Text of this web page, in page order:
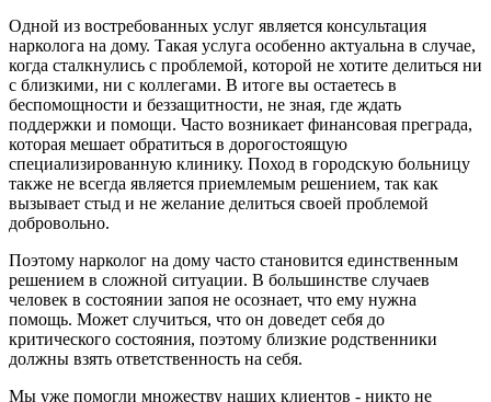
Одной из востребованных услуг является консультация
нарколога на дому. Такая услуга особенно актуальна в случае,
когда сталкнулись с проблемой, которой не хотите делиться ни
с близкими, ни с коллегами. В итоге вы остаетесь в
беспомощности и беззащитности, не зная, где ждать
поддержки и помощи. Часто возникает финансовая преграда,
которая мешает обратиться в дорогостоящую
специализированную клинику. Поход в городскую больницу
также не всегда является приемлемым решением, так как
вызывает стыд и не желание делиться своей проблемой
добровольно.
Поэтому нарколог на дому часто становится единственным
решением в сложной ситуации. В большинстве случаев
человек в состоянии запоя не осознает, что ему нужна
помощь. Может случиться, что он доведет себя до
критического состояния, поэтому близкие родственники
должны взять ответственность на себя.
Мы уже помогли множеству наших клиентов - никто не